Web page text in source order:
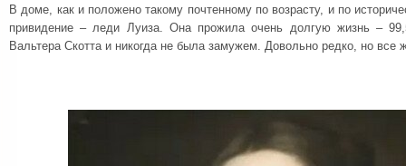
В доме, как и положено такому почтенному по возрасту, и по
привидение – леди Луиза. Она прожила очень долгую жизнь –
Вальтера Скотта и никогда не была замужем. Довольно редко, но все